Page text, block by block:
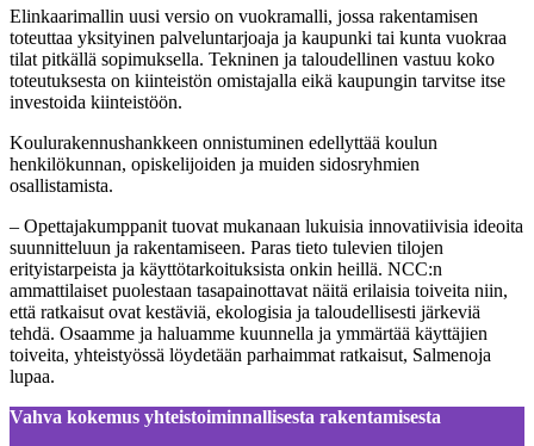
Elinkaarimallin uusi versio on vuokramalli, jossa rakentamisen
toteuttaa yksityinen palveluntarjoaja ja kaupunki tai kunta vuokraa
tilat pitkällä sopimuksella. Tekninen ja taloudellinen vastuu koko
toteutuksesta on kiinteistön omistajalla eikä kaupungin tarvitse itse
investoida kiinteistöön.
Koulurakennushankkeen onnistuminen edellyttää koulun
henkilökunnan, opiskelijoiden ja muiden sidosryhmien
osallistamista.
– Opettajakumppanit tuovat mukanaan lukuisia innovatiivisia ideoita
suunnitteluun ja rakentamiseen. Paras tieto tulevien tilojen
erityistarpeista ja käyttötarkoituksista onkin heillä. NCC:n
ammattilaiset puolestaan tasapainottavat näitä erilaisia toiveita niin,
että ratkaisut ovat kestäviä, ekologisia ja taloudellisesti järkeviä
tehdä. Osaamme ja haluamme kuunnella ja ymmärtää käyttäjien
toiveita, yhteistyössä löydetään parhaimmat ratkaisut, Salmenoja
lupaa.
Vahva kokemus yhteistoiminnallisesta rakentamisesta